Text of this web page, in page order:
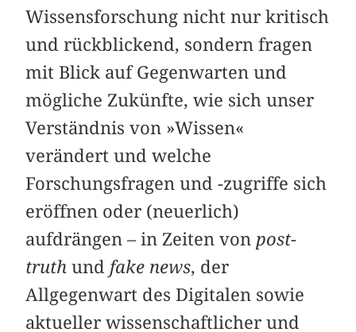
Wissensforschung nicht nur kritisch
und rückblickend, sondern fragen
mit Blick auf Gegenwarten und
mögliche Zukünfte, wie sich unser
Verständnis von »Wissen«
verändert und welche
Forschungsfragen und -zugriffe sich
eröffnen oder (neuerlich)
aufdrängen – in Zeiten von post-
truth und fake news, der
Allgegenwart des Digitalen sowie
aktueller wissenschaftlicher und